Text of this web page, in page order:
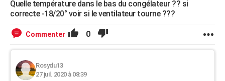
Quelle température dans le bas du congélateur ?? si
correcte -18/20° voir si le ventilateur tourne ???
Commenter 0
Rosydu13
27 juil. 2020 à 08:39